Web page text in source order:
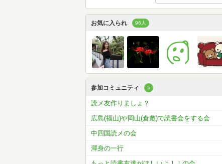
お気に入られ 96人
参加コミュニティ 5
読メ友作りましょ？
広島(福山)や岡山(倉敷)で読書会をする会
中四国読メの会
渾身の一行